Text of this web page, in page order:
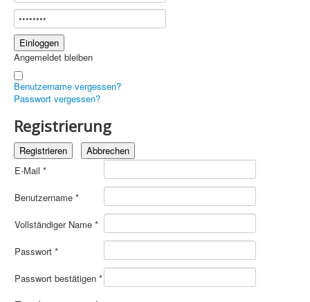
Information
Produkte & Services
Angemeldet bleiben
Benutzername vergessen?
Passwort vergessen?
Registrierung
Registrieren
Abbrechen
E-Mail *
Benutzername *
Vollständiger Name *
Passwort *
Passwort bestätigen *